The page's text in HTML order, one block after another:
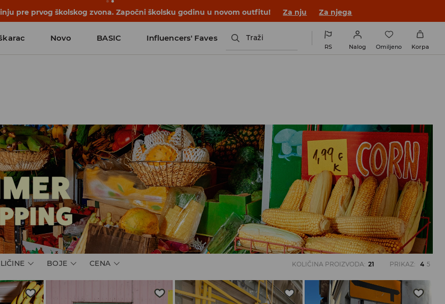
pre prvog školskog zvona. Započni školsku godinu u novom outfitu! Za nju Za njega
Novo BASIC Influencers' Faves Traži
RS Nalog Omiljeno Korpa
BOJE CENA KOLIČINA PROIZVODA: 21 PRIKAZ: 4 5